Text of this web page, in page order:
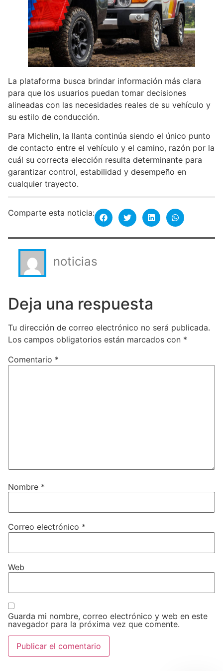
La plataforma busca brindar información más clara
para que los usuarios puedan tomar decisiones
alineadas con las necesidades reales de su vehículo y
su estilo de conducción.
Para Michelin, la llanta continúa siendo el único punto
de contacto entre el vehículo y el camino, razón por la
cuál su correcta elección resulta determinante para
garantizar control, estabilidad y desempeño en
cualquier trayecto.
Comparte esta noticia:
noticias
Deja una respuesta
Tu dirección de correo electrónico no será publicada.
Los campos obligatorios están marcados con *
Comentario *
Nombre *
Correo electrónico *
Web
Guarda mi nombre, correo electrónico y web en este
navegador para la próxima vez que comente.